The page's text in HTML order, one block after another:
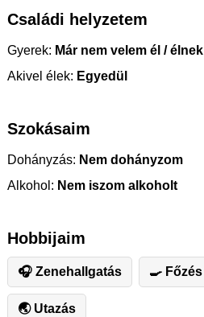
Családi helyzetem
Gyerek: Már nem velem él / élnek
Akivel élek: Egyedül
Szokásaim
Dohányzás: Nem dohányzom
Alkohol: Nem iszom alkoholt
Hobbijaim
🎧 Zenehallgatás 🍳 Főzés
🌏 Utazás